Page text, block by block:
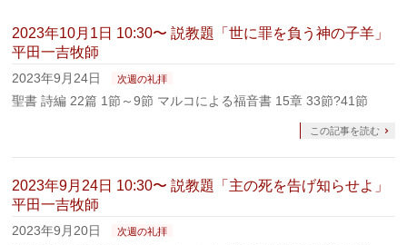
2023年10月1日 10:30〜 説教題「世に罪を負う神の子羊」
平田一吉牧師
2023年9月24日 次週の礼拝
聖書 詩編 22篇 1節～9節 マルコによる福音書 15章 33節?41節
この記事を読む
2023年9月24日 10:30〜 説教題「主の死を告げ知らせよ」
平田一吉牧師
2023年9月20日 次週の礼拝